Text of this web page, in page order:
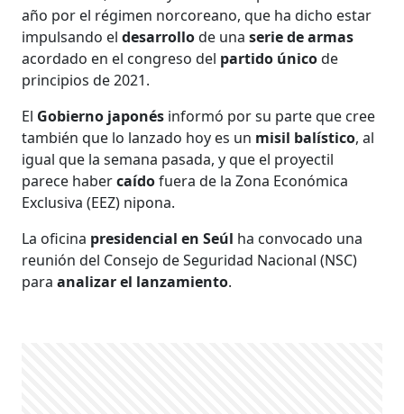
año por el régimen norcoreano, que ha dicho estar
impulsando eldesarrollode unaserie de armas
acordado en el congreso del partido únicode
principios de 2021.
El Gobierno japonés informó por su parte que cree
también que lo lanzado hoy es un misil balístico, al
igual que la semana pasada, y que el proyectil
parece habercaídofuera de la Zona Económica
Exclusiva (EEZ) nipona.
La oficina presidencial en Seúl ha convocado una
reunión del Consejo de Seguridad Nacional (NSC)
paraanalizar el lanzamiento.